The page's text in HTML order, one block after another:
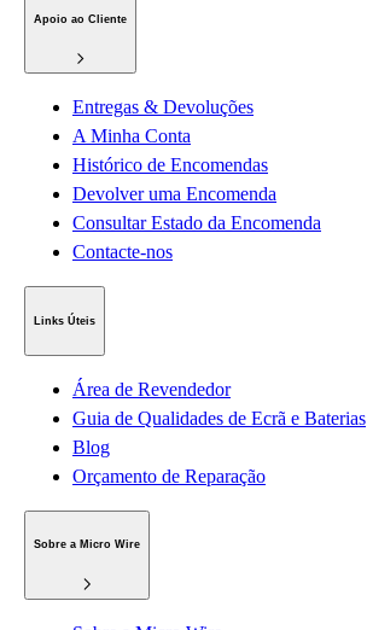
Apoio ao Cliente
Entregas & Devoluções
A Minha Conta
Histórico de Encomendas
Devolver uma Encomenda
Consultar Estado da Encomenda
Contacte-nos
Links Úteis
Área de Revendedor
Guia de Qualidades de Ecrã e Baterias
Blog
Orçamento de Reparação
Sobre a Micro Wire